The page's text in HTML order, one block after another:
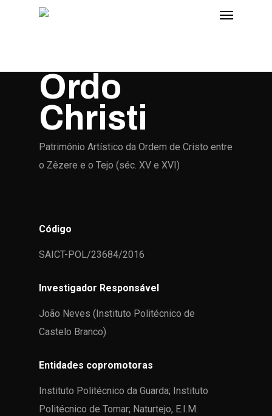
Ordo
Christi
Património Artístico da Ordem de Cristo entre
o Zêzere e o Tejo (séc. XV e XVI)
Código
SAICT-POL/23684/2016
Investigador Responsável
João Neves (Instituto Politécnico de
Castelo Branco)
Entidades copromotoras
Instituto Politécnico da Guarda; Instituto
Politécnico de Tomar; Naturtejo, E.I.M.